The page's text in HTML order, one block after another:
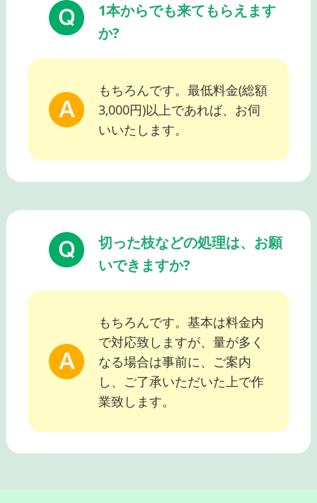
1本からでも来てもらえます
か?
もちろんです。最低料金(総額
3,000円)以上であれば、お伺
いいたします。
切った枝などの処理は、お願
いできますか?
もちろんです。基本は料金内
で対応致しますが、量が多く
なる場合は事前に、ご案内
し、ご了承いただいた上で作
業致します。